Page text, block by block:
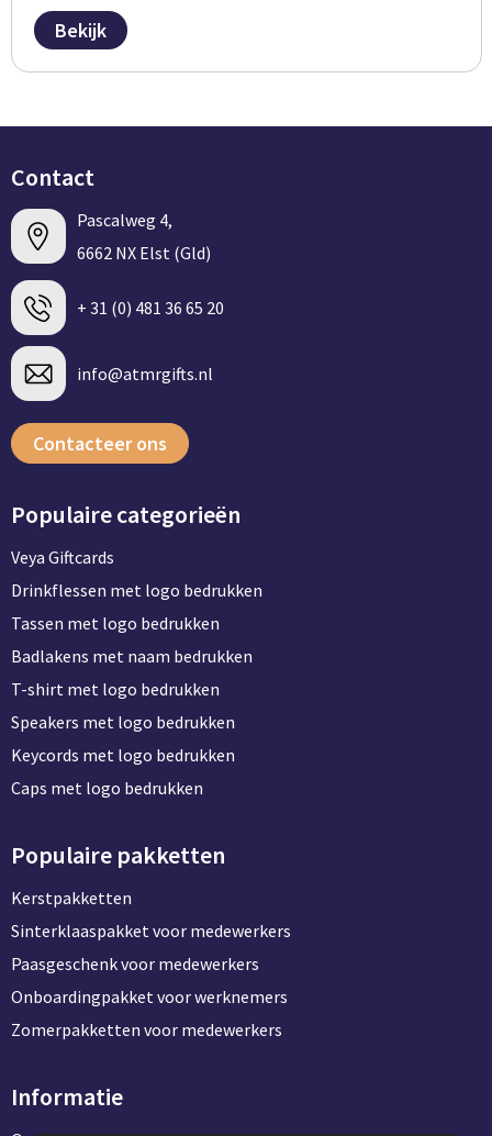
Bekijk
Contact
Pascalweg 4,
6662 NX Elst (Gld)
+ 31 (0) 481 36 65 20
info@atmrgifts.nl
Contacteer ons
Populaire categorieën
Veya Giftcards
Drinkflessen met logo bedrukken
Tassen met logo bedrukken
Badlakens met naam bedrukken
T-shirt met logo bedrukken
Speakers met logo bedrukken
Keycords met logo bedrukken
Caps met logo bedrukken
Populaire pakketten
Kerstpakketten
Sinterklaaspakket voor medewerkers
Paasgeschenk voor medewerkers
Onboardingpakket voor werknemers
Zomerpakketten voor medewerkers
Informatie